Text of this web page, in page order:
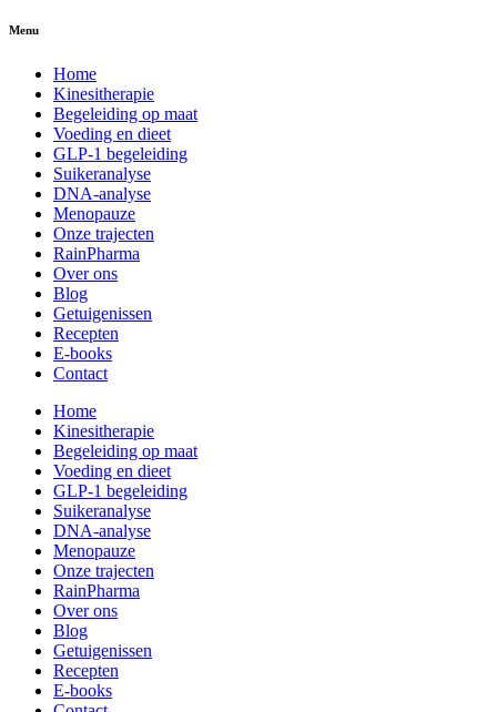
Menu
Home
Kinesitherapie
Begeleiding op maat
Voeding en dieet
GLP-1 begeleiding
Suikeranalyse
DNA-analyse
Menopauze
Onze trajecten
RainPharma
Over ons
Blog
Getuigenissen
Recepten
E-books
Contact
Home
Kinesitherapie
Begeleiding op maat
Voeding en dieet
GLP-1 begeleiding
Suikeranalyse
DNA-analyse
Menopauze
Onze trajecten
RainPharma
Over ons
Blog
Getuigenissen
Recepten
E-books